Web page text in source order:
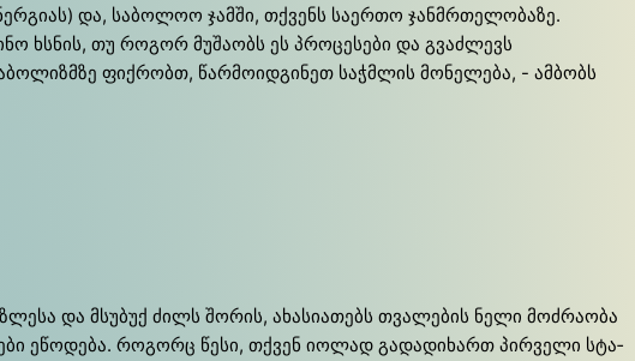
და, საბოლოო ჯამში, თქვენს საერთო ჯანმრთელობაზე.
ხსნის, თუ როგორ მუშაობს ეს პროცესები და გვაძლევს
ფიქრობთ, წარმოიდგინეთ საჭმლის მონელება, - ამბობს
და მსუ­ბუქ ძილს შო­რის, ახა­სი­ა­თებს თვა­ლე­ბის ნე­ლი მოძ­რა­ო­ბა
ეწო­დე­ბა. რო­გორც წე­სი, თქვენ იო­ლად გა­და­დი­ხართ პირ­ვე­ლი სტა­